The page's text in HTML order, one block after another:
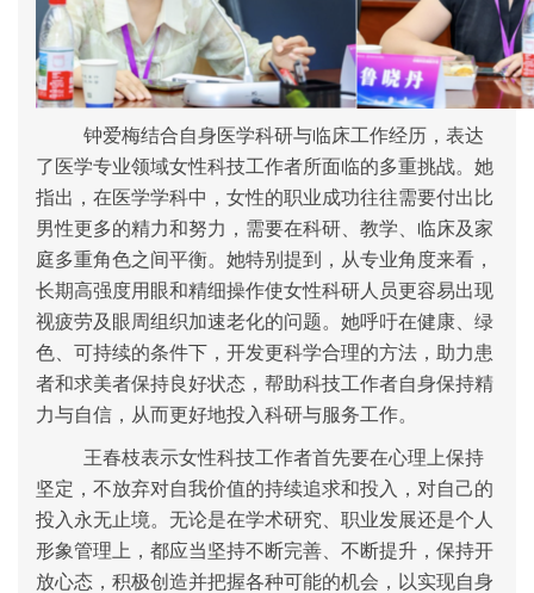
钟爱梅结合自身医学科研与临床工作经历，表达
了医学专业领域女性科技工作者所面临的多重挑战。她
指出，在医学学科中，女性的职业成功往往需要付出比
男性更多的精力和努力，需要在科研、教学、临床及家
庭多重角色之间平衡。她特别提到，从专业角度来看，
长期高强度用眼和精细操作使女性科研人员更容易出现
视疲劳及眼周组织加速老化的问题。她呼吁在健康、绿
色、可持续的条件下，开发更科学合理的方法，助力患
者和求美者保持良好状态，帮助科技工作者自身保持精
力与自信，从而更好地投入科研与服务工作。
王春枝表示女性科技工作者首先要在心理上保持
坚定，不放弃对自我价值的持续追求和投入 ，对自己的
投入永无止境。 无论是在学术研究、职业发展还是个人
形象管理上，都应当坚持不断完善、不断提升，保持开
放心态，积极创造并把握各种可能的机会，以实现自身